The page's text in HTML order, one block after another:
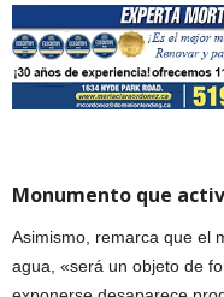
Monumento que
Asimismo, remarca que el
agua, «será un objeto de